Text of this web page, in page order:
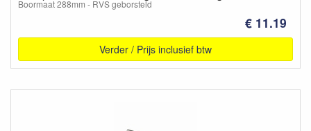
Boormaat 288mm - RVS geborsteld
€ 11.19
Verder / Prijs inclusief btw